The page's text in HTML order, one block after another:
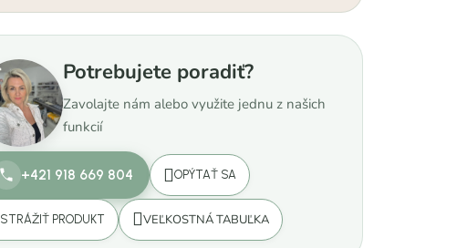
Potrebujete poradiť?
Zavolajte nám alebo využite jednu z našich
funkcií
+421 918 669 804 OPÝTAŤ SA
STRÁŽIŤ PRODUKT VEĽKOSTNÁ TABUĽKA